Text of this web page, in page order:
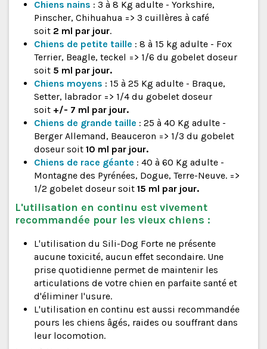
Chiens nains : 3 à 8 Kg adulte - Yorkshire,
Pinscher, Chihuahua => 3 cuillères à café
soit 2 ml par jour.
Chiens de petite taille : 8 à 15 kg adulte - Fox
Terrier, Beagle, teckel => 1/6 du gobelet doseur
soit 5 ml par jour.
Chiens moyens : 15 à 25 Kg adulte - Braque,
Setter, labrador => 1/4 du gobelet doseur
soit +/- 7 ml par jour.
Chiens de grande taille : 25 à 40 Kg adulte -
Berger Allemand, Beauceron => 1/3 du gobelet
doseur soit 10 ml par jour.
Chiens de race géante : 40 à 60 Kg adulte -
Montagne des Pyrénées, Dogue, Terre-Neuve. =>
1/2 gobelet doseur soit 15 ml par jour.
L'utilisation en continu est vivement
recommandée pour les vieux chiens :
L'utilisation du Sili-Dog Forte ne présente
aucune toxicité, aucun effet secondaire. Une
prise quotidienne permet de maintenir les
articulations de votre chien en parfaite santé et
d'éliminer l'usure.
L'utilisation en continu est aussi recommandée
pours les chiens âgés, raides ou souffrant dans
leur locomotion.